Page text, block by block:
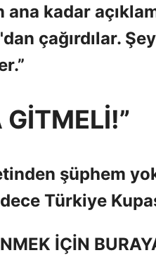
ana kadar
çağırdılar.
GİTMELİ!”
şüphem
Türkiye
İÇİN